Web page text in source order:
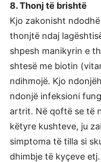
8. Thonj të brishtë
Kjo zakonisht
thonjtë ndaj
shpesh manikyrin e
shtesë me biotin
ndihmojë. Kjo
ndonjë infeksioni
artrit. Në qoftë se të
këtyre kushteve, ju
simptoma të tilla si
dhimbje të kyçeve